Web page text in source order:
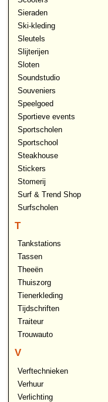
Sieraden
Ski-kleding
Sleutels
Slijterijen
Sloten
Soundstudio
Souveniers
Speelgoed
Sportieve events
Sportscholen
Sportschool
Steakhouse
Stickers
Stomerij
Surf & Trend Shop
Surfscholen
T
Tankstations
Tassen
Theeën
Thuiszorg
Tienerkleding
Tijdschriften
Traiteur
Trouwauto
V
Verftechnieken
Verhuur
Verlichting